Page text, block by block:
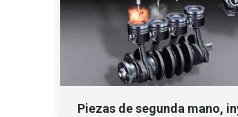
Piezas de segunda mano,